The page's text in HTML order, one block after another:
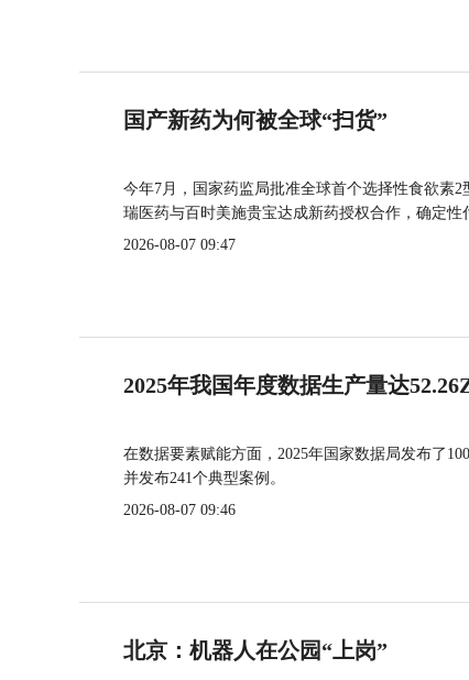
国产新药为何被全球“扫货”
今年7月，国家药监局批准全球首个选择性食欲素
瑞医药与百时美施贵宝达成新药授权合作，确定
2026-08-07 09:47
2025年我国年度数据生产量达
在数据要素赋能方面，2025年国家数据局发布了
并发布241个典型案例。
2026-08-07 09:46
北京：机器人在公园“上岗”